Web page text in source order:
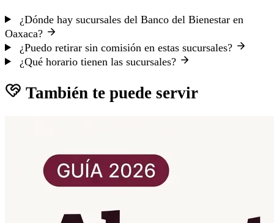
¿Dónde hay sucursales del Banco del Bienestar en
Oaxaca?
¿Puedo retirar sin comisión en estas sucursales?
¿Qué horario tienen las sucursales?
También te puede servir